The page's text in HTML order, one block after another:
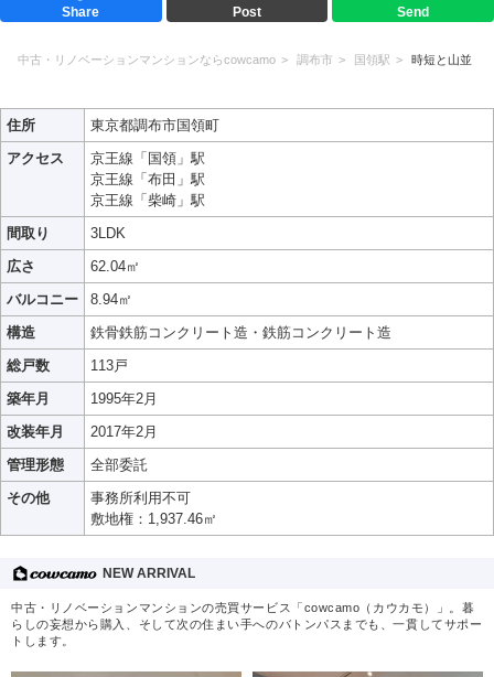
Share Post Send
中古・リノベーションマンションならcowcamo 調布市 国領駅 時短と山並
住所
東京都調布市国領町
アクセス
京王線「国領」駅
京王線「布田」駅
京王線「柴崎」駅
間取り
3LDK
広さ
62.04㎡
バルコニー
8.94㎡
構造
鉄骨鉄筋コンクリート造・鉄筋コンクリート造
総戸数
113戸
築年月
1995年2月
改装年月
2017年2月
管理形態
全部委託
その他
事務所利用不可
敷地権：1,937.46㎡
NEW ARRIVAL
中古・リノベーションマンションの売買サービス「cowcamo（カウカモ）」。暮
らしの妄想から購入、そして次の住まい手へのバトンパスまでも、一貫してサポー
トします。